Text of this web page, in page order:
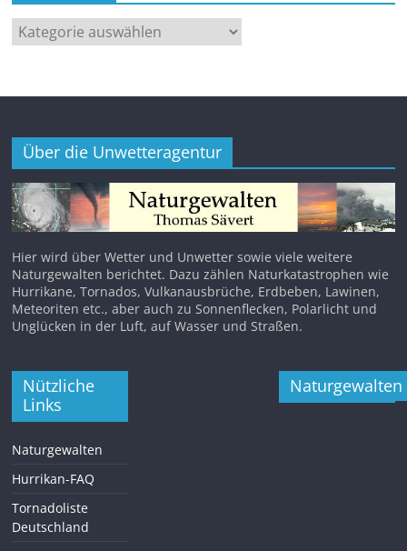
Kategorien
Über die Unwetteragentur
Hier wird über Wetter und Unwetter sowie viele weitere
Naturgewalten berichtet. Dazu zählen Naturkatastrophen wie
Hurrikane, Tornados, Vulkanausbrüche, Erdbeben, Lawinen,
Meteoriten etc., aber auch zu Sonnenflecken, Polarlicht und
Unglücken in der Luft, auf Wasser und Straßen.
Nützliche
Links
Naturgewalten
Hurrikan-FAQ
Tornadoliste
Deutschland
Naturgewalten